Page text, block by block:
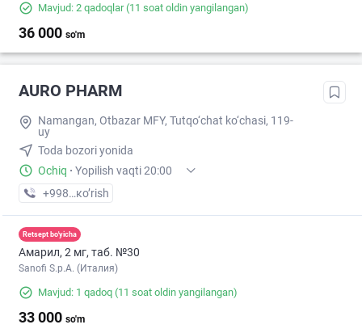
Mavjud: 2 qadoqlar(11 soat oldin yangilangan)
36 000 so'm
AURO PHARM
Namangan, Otbazar MFY, Tutqo‘chat ko‘chasi, 119-
uy
Toda bozori yonida
Ochiq · Yopilish vaqti 20:00
+998 (94) XXX-XX-XX
кo’rish
Retsept bo'yicha
Амарил, 2 мг, таб. №30
Sanofi S.p.A. (Италия)
Mavjud: 1 qadoq (11 soat oldin yangilangan)
33 000 so'm